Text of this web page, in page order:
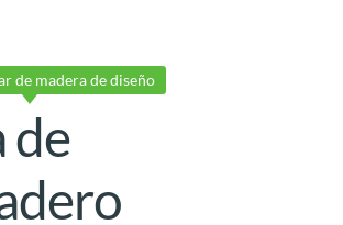
de madera de diseño
de